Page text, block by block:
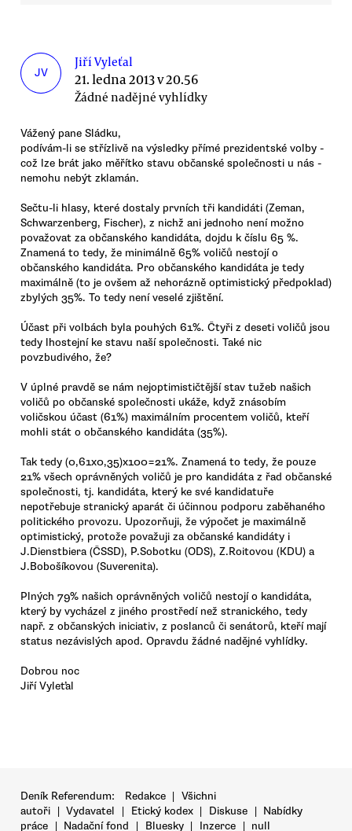
JV
Jiří Vyleťal
21. ledna 2013 v 20.56
Žádné nadějné vyhlídky
Vážený pane Sládku,
podívám-li se střízlivě na výsledky přímé prezidentské volby -
což lze brát jako měřítko stavu občanské společnosti u nás -
nemohu nebýt zklamán.
Sečtu-li hlasy, které dostaly prvních tři kandidáti (Zeman,
Schwarzenberg, Fischer), z nichž ani jednoho není možno
považovat za občanského kandidáta, dojdu k číslu 65 %.
Znamená to tedy, že minimálně 65% voličů nestojí o
občanského kandidáta. Pro občanského kandidáta je tedy
maximálně (to je ovšem až nehorázně optimistický předpoklad)
zbylých 35%. To tedy není veselé zjištění.
Účast při volbách byla pouhých 61%. Čtyři z deseti voličů jsou
tedy lhostejní ke stavu naší společnosti. Také nic
povzbudivého, že?
V úplné pravdě se nám nejoptimističtější stav tužeb našich
voličů po občanské společnosti ukáže, když znásobím
voličskou účast (61%) maximálním procentem voličů, kteří
mohli stát o občanského kandidáta (35%).
Tak tedy (0,61x0,35)x100=21%. Znamená to tedy, že pouze
21% všech oprávněných voličů je pro kandidáta z řad občanské
společnosti, tj. kandidáta, který ke své kandidatuře
nepotřebuje stranický aparát či účinnou podporu zaběhaného
politického provozu. Upozorňuji, že výpočet je maximálně
optimistický, protože považuji za občanské kandidáty i
J.Dienstbiera (ČSSD), P.Sobotku (ODS), Z.Roitovou (KDU) a
J.Bobošíkovou (Suverenita).
Plných 79% našich oprávněných voličů nestojí o kandidáta,
který by vycházel z jiného prostředí než stranického, tedy
např. z občanských iniciativ, z poslanců či senátorů, kteří mají
status nezávislých apod. Opravdu žádné nadějné vyhlídky.
Dobrou noc
Jiří Vyleťal
Deník Referendum: Redakce | Všichni
autoři | Vydavatel | Etický kodex | Diskuse | Nabídky
práce | Nadační fond | Bluesky | Inzerce | null